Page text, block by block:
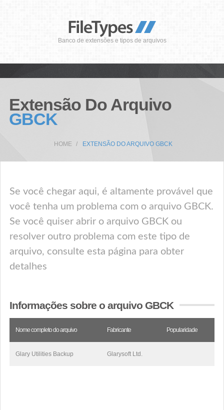
Banco de extensões e tipos de arquivos
Extensão Do Arquivo
GBCK
HOME EXTENSÃO DO ARQUIVO GBCK
Se você chegar aqui, é altamente provável que
você tenha um problema com o arquivo GBCK.
Se você quiser abrir o arquivo GBCK ou
resolver outro problema com este tipo de
arquivo, consulte esta página para obter
detalhes
Informações sobre o arquivo GBCK
Nome completo do arquivo Fabricante Popularidade
Glary Utilities Backup Glarysoft Ltd.